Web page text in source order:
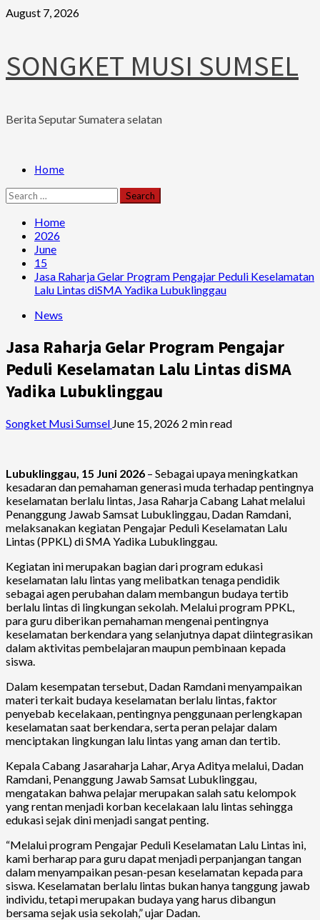
Skip
August 7, 2026
SONGKET MUSI SUMSEL
Berita Seputar Sumatera selatan
PrimaryHome
Search
for:
Home
2026
June
15
Jasa Raharja Gelar Program Pengajar Peduli Keselamatan
Lalu Lintas diSMA Yadika Lubuklinggau
News
Jasa Raharja Gelar Program Pengajar
Peduli Keselamatan Lalu Lintas diSMA
Yadika Lubuklinggau
Songket Musi Sumsel June 15, 2026 2 min read
Lubuklinggau, 15 Juni 2026 – Sebagai upaya meningkatkan
kesadaran dan pemahaman generasi muda terhadap pentingnya
keselamatan berlalu lintas, Jasa Raharja Cabang Lahat melalui
Penanggung Jawab Samsat Lubuklinggau, Dadan Ramdani,
melaksanakan kegiatan Pengajar Peduli Keselamatan Lalu
Lintas (PPKL) di SMA Yadika Lubuklinggau.
Kegiatan ini merupakan bagian dari program edukasi
keselamatan lalu lintas yang melibatkan tenaga pendidik
sebagai agen perubahan dalam membangun budaya tertib
berlalu lintas di lingkungan sekolah. Melalui program PPKL,
para guru diberikan pemahaman mengenai pentingnya
keselamatan berkendara yang selanjutnya dapat diintegrasikan
dalam aktivitas pembelajaran maupun pembinaan kepada
siswa.
Dalam kesempatan tersebut, Dadan Ramdani menyampaikan
materi terkait budaya keselamatan berlalu lintas, faktor
penyebab kecelakaan, pentingnya penggunaan perlengkapan
keselamatan saat berkendara, serta peran pelajar dalam
menciptakan lingkungan lalu lintas yang aman dan tertib.
Kepala Cabang Jasaraharja Lahar, Arya Aditya melalui, Dadan
Ramdani, Penanggung Jawab Samsat Lubuklinggau,
mengatakan bahwa pelajar merupakan salah satu kelompok
yang rentan menjadi korban kecelakaan lalu lintas sehingga
edukasi sejak dini menjadi sangat penting.
“Melalui program Pengajar Peduli Keselamatan Lalu Lintas ini,
kami berharap para guru dapat menjadi perpanjangan tangan
dalam menyampaikan pesan-pesan keselamatan kepada para
siswa. Keselamatan berlalu lintas bukan hanya tanggung jawab
individu, tetapi merupakan budaya yang harus dibangun
bersama sejak usia sekolah,” ujar Dadan.